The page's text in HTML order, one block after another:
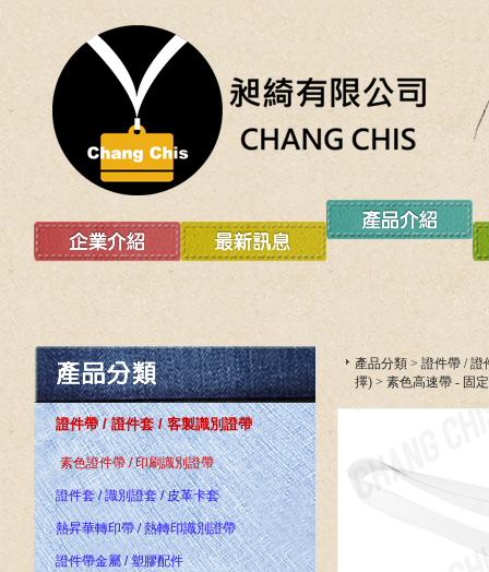
證件帶 / 證件套 / 客製識別證帶
素色證件帶 / 印刷識別證帶
證件套 / 識別證套 / 皮革卡套
熱昇華轉印帶 / 熱轉印識別證帶
證件帶金屬 / 塑膠配件
產品分類 > 證件帶 / 證
擇) > 素色高速帶 - 固